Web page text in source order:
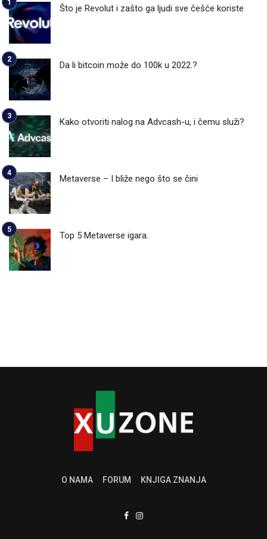
Što je Revolut i zašto ga ljudi sve češće koriste
Da li bitcoin može do 100k u 2022.?
Kako otvoriti nalog na Advcash-u, i čemu služi?
Metaverse – I bliže nego što se čini
Top 5 Metaverse igara.
O NAMA FORUM KNJIGA ZNANJA